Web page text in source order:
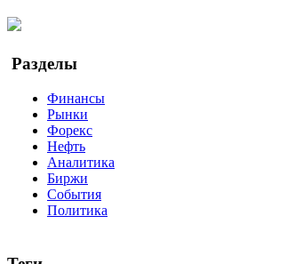
Разделы
Финансы
Рынки
Форекс
Нефть
Аналитика
Биржи
События
Политика